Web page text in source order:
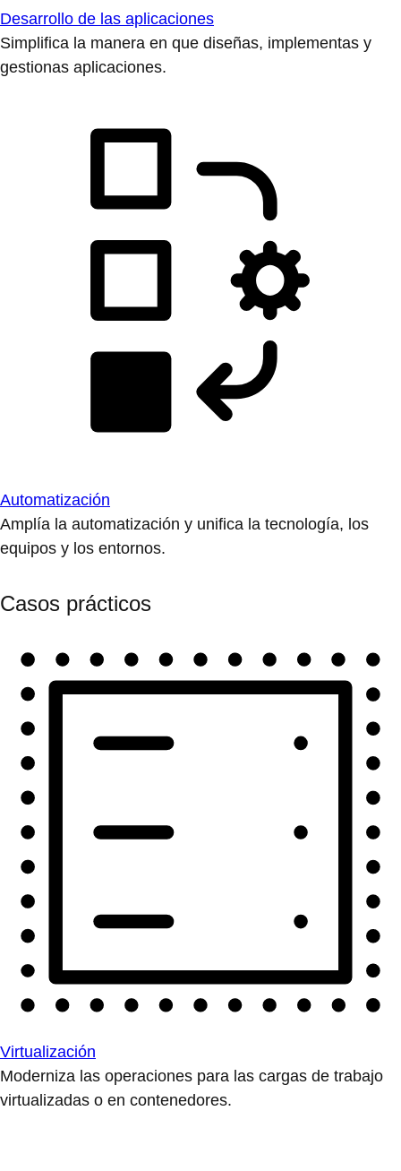
Desarrollo de las aplicaciones
Simplifica la manera en que diseñas, implementas y
gestionas aplicaciones.
Automatización
Amplía la automatización y unifica la tecnología, los
equipos y los entornos.
Casos prácticos
Virtualización
Moderniza las operaciones para las cargas de trabajo
virtualizadas o en contenedores.